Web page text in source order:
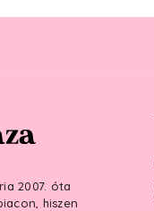
2007. óta
hiszen